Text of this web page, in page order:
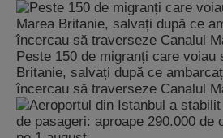
Peste 150 de migranți care voiau
Britanie, salvați după ce
încercau să traverseze Canalul